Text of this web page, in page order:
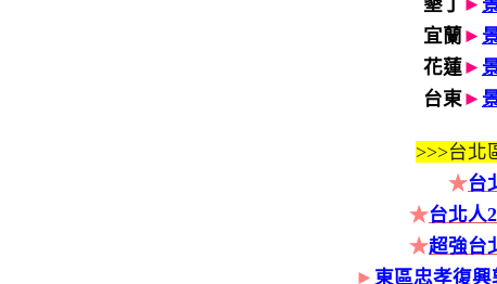
墾丁►
宜蘭 ►
花蓮►
台東►
>>>台北
★台
★台北人
★超強台
► 東區忠孝復興